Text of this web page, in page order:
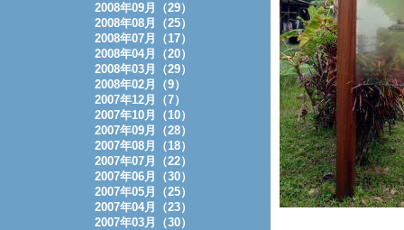
2008年09月（29）
2008年08月（25）
2008年07月（17）
2008年04月（20）
2008年03月（29）
2008年02月（9）
2007年12月（7）
2007年10月（10）
2007年09月（28）
2007年08月（18）
2007年07月（22）
2007年06月（30）
2007年05月（25）
2007年04月（23）
2007年03月（30）